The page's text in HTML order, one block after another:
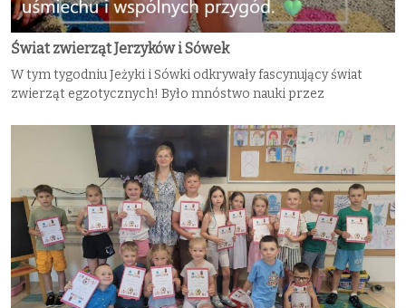
Świat zwierząt Jerzyków i Sówek
W tym tygodniu Jeżyki i Sówki odkrywały fascynujący świat
zwierząt egzotycznych! Było mnóstwo nauki przez